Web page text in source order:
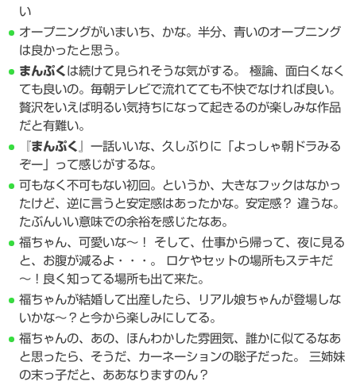
い
オープニングがいまいち、かな。半分、青いのオープニング
は良かったと思う。
まんぷく は続けて見られそうな気がする。 極論、面白くなく
ても良いの。毎朝テレビで流れてても不快でなければ良い。
贅沢をいえば明るい気持ちになって起きるのが楽しみな作品
だと有難い。
『まんぷく
』一話いいな、久しぶりに「よっしゃ朝ドラみる
ぞー」って感じがするな。
可もなく不可もない初回。というか、大きなフックはなかっ
たけど、逆に言うと安定感はあったかな。安定感？ 違うな。
たぶんいい意味での余裕を感じたなあ。
福ちゃん、可愛いな～！ そして、仕事から帰って、夜に見る
と、お腹が減るよ・・・。 ロケやセットの場所もステキだ
～！良く知ってる場所も出て来た。
福ちゃんが結婚して出産したら、リアル娘ちゃんが登場しな
いかな～？と今から楽しみにしてる。
福ちゃんの、あの、ほんわかした雰囲気、誰かに似てるなあ
と思ったら、そうだ、カーネーションの聡子だった。 三姉妹
の末っ子だと、ああなりますのん？